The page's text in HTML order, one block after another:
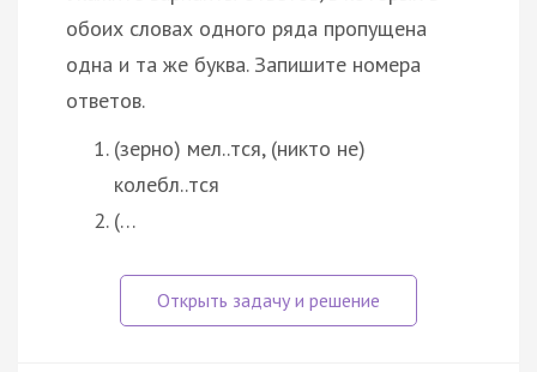
обоих словах одного ряда пропущена
одна и та же буква. Запишите номера
ответов.
(зерно) мел..тся, (никто не)
колебл..тся
(…